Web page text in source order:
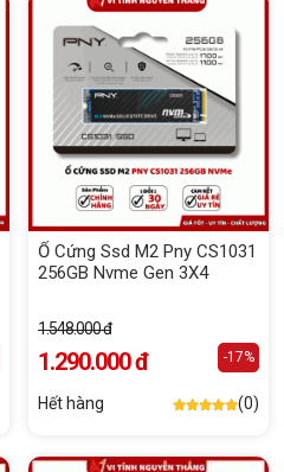
Ổ Cứng Ssd M2 Pny CS1031
256GB Nvme Gen 3X4
1.548.000 đ
1.290.000 đ -17%
Hết hàng (0)